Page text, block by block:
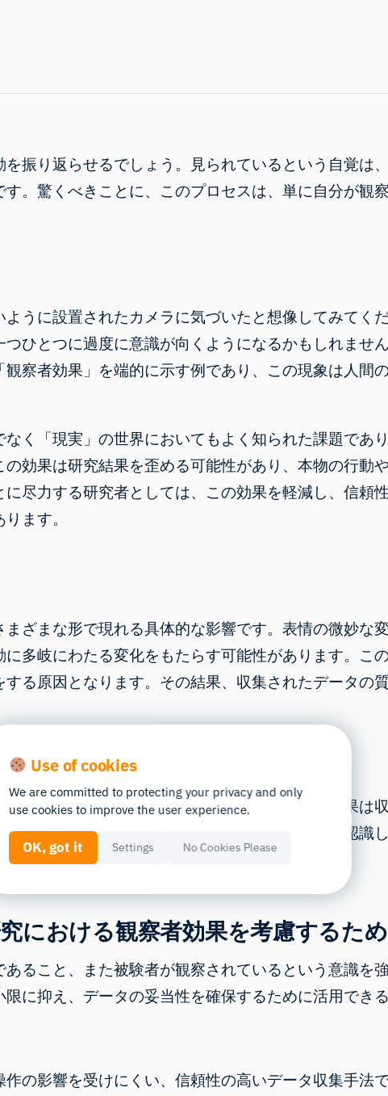
振り返らせるでしょう。見られているという自覚は
。驚くべきことに、このプロセスは、単に自分が観
うに設置されたカメラに気づいたと想像してみてく
ひとつに過度に意識が向くようになるかもしれませ
察者効果」を端的に示す例であり、この現象は人間
なく「現実」の世界においてもよく知られた課題であ
効果は研究結果を歪める可能性があり、本物の行動
尽力する研究者としては、この効果を軽減し、信頼
ます。
ざまな形で現れる具体的な影響です。表情の微妙な
多岐にわたる変化をもたらす可能性があります。こ
る原因となります。その結果、収集されたデータの
の行動を自制するようになる。
行動や反応を理解することにあるが、観察者効果は
設置、観察者の態度、さらには研究への参加を認識
における観察者効果を考慮するた
ること、また被験者が観察されているという意識を
に抑え、データの妥当性を確保するために活用でき
の影響を受けにくい、信頼性の高いデータ収集手法
Use of cookies
We are committed to protecting your privacy and only
use cookies to improve the user experience.
OK, got it Settings No Cookies Please